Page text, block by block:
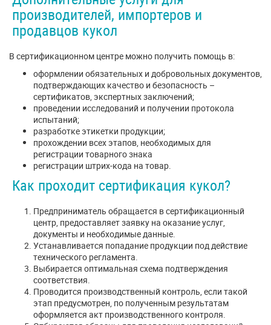
производителей, импортеров и
продавцов кукол
В сертификационном центре можно получить помощь в:
оформлении обязательных и добровольных документов,
подтверждающих качество и безопасность –
сертификатов, экспертных заключений;
проведении исследований и получении протокола
испытаний;
разработке этикетки продукции;
прохождении всех этапов, необходимых для
регистрации товарного знака
регистрации штрих-кода на товар.
Как проходит сертификация кукол?
Предприниматель обращается в сертификационный
центр, предоставляет заявку на оказание услуг,
документы и необходимые данные.
Устанавливается попадание продукции под действие
технического регламента.
Выбирается оптимальная схема подтверждения
соответствия.
Проводится производственный контроль, если такой
этап предусмотрен, по полученным результатам
оформляется акт производственного контроля.